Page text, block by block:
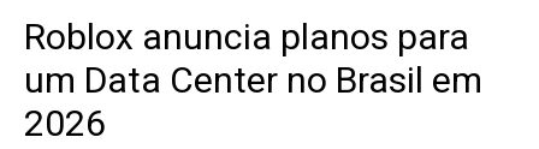
Roblox anuncia planos para
um Data Center no Brasil em
2026